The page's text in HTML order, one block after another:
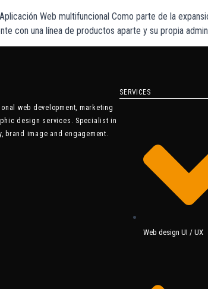
Web multifuncional Como parte de la
con una línea de productos aparte y su propia
web development, marketing
design services. Specialist in
brand image and engagement.
SERVICES
Web design UI / UX